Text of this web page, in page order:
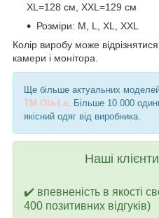
XL=128 см, XXL=129 см
Розміри: M, L, XL, XXL
Колір виробу може
камери і монітора.
Ще більше актуальних
TM Ola-La . Більше 10 000
якісний одяг від виробника.
Наші
✔️ впевненість в якості
400 позитивних відгуків)